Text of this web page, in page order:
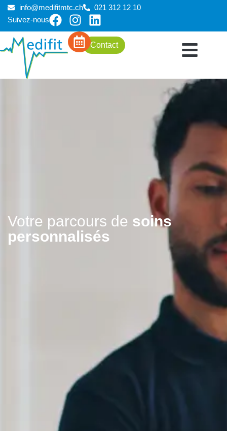
au
contenu
info@medifitmtc.ch
021 312 12 10
Suivez-nous
Contact
Votre parcours de soins
personnalisés